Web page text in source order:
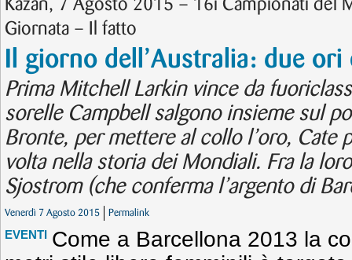
Kazan, 7 Agosto 2015 – 16i Campionati del
Giornata – Il fatto
Il giorno dell’Australia: due
Prima Mitchell Larkin vince da
sorelle Campbell salgono insieme sul
Bronte, per mettere al collo l’oro, Cate
volta nella storia dei Mondiali. Fra la
Sjostrom (che conferma l’argento di
Venerdì 7 Agosto 2015 Permalink
EVENTI Come a Barcellona 2013 la